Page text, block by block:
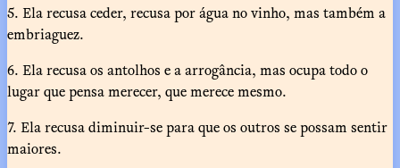
5. Ela recusa ceder, recusa por água no vinho, mas também a
embriaguez.
6. Ela recusa os antolhos e a arrogância, mas ocupa todo o
lugar que pensa merecer, que merece mesmo.
7. Ela recusa diminuir-se para que os outros se possam sentir
maiores.